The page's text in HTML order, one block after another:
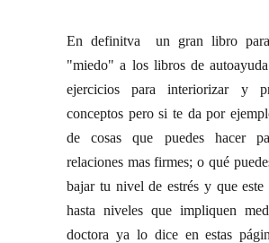
En definitva un gran libro
"miedo" a los libros de
ejercicios para interiorizar y
conceptos pero si te da por
de cosas que puedes hacer
relaciones mas firmes; o qué
bajar tu nivel de estrés y que este
hasta niveles que impliquen
doctora ya lo dice en estas